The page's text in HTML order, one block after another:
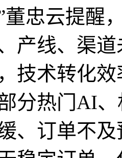
董忠云提醒
产线、渠
技术转化
分热门AI
、订单不